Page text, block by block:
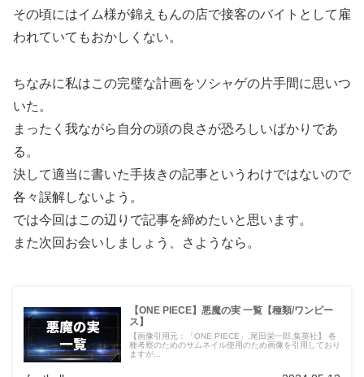
その頃にはイム様が錦えもんの店で接客のバイトとして雇
われていてもおかしくない。
ちなみに私はこの完璧な計画をソシャゲの片手間に思いつ
いた。
まったく我ながら自分の頭の良さが恐ろしいばかりであ
る。
決して適当に書いた手抜きの記事というわけではないので
各々誤解しないよう。
では今回はこの辺りで記事を締めたいと思います。
また次回お会いしましょう、さようなら。
【ONE PIECE】悪魔の実 一覧【種類/ワンピー
ス】
【画像引用元：「ONE PIECE」,尾田栄一郎,集英社】 各
種考察のためのサムネイル使用のため画像を引用しており
ますが...